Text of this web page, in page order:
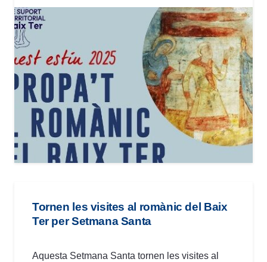
Tornen les visites al romànic del Baix
Ter per Setmana Santa
Aquesta Setmana Santa tornen les visites al